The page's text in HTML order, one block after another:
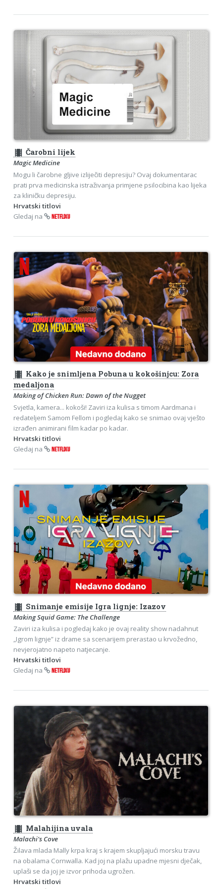
theaters Čarobni lijek
Magic Medicine
Mogu li čarobne gljive izliječiti depresiju? Ovaj dokumentarac
prati prva medicinska istraživanja primjene psilocibina kao lijeka
za kliničku depresiju.
Hrvatski titlovi
Gledaj na
NETFLIXU
theaters Kako je snimljena Pobuna u kokošinjcu: Zora
medaljona
Making of Chicken Run: Dawn of the Nugget
Svjetla, kamera... kokoši! Zaviri iza kulisa s timom Aardmana i
redateljem Samom Fellom i pogledaj kako se snimao ovaj vješto
izrađen animirani film kadar po kadar.
Hrvatski titlovi
Gledaj na
NETFLIXU
theaters Snimanje emisije Igra lignje: Izazov
Making Squid Game: The Challenge
Zaviri iza kulisa i pogledaj kako je ovaj reality show nadahnut
„Igrom lignje” iz drame sa scenarijem prerastao u krvožedno,
nevjerojatno napeto natjecanje.
Hrvatski titlovi
Gledaj na
NETFLIXU
theaters Malahijina uvala
Malachi's Cove
Žilava mlada Mally krpa kraj s krajem skupljajući morsku travu
na obalama Cornwalla. Kad joj na plažu upadne mjesni dječak,
uplaši se da joj je izvor prihoda ugrožen.
Hrvatski titlovi